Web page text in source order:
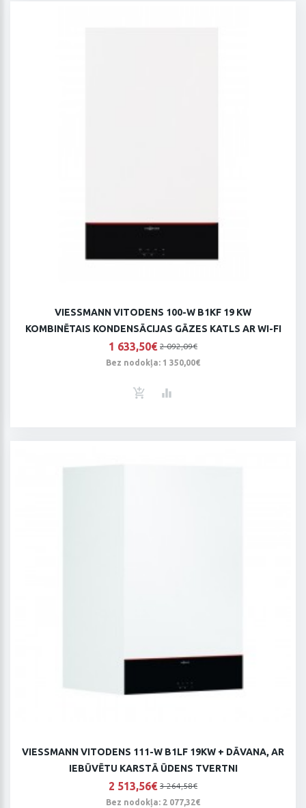
VIESSMANN VITODENS 100-W B1KF 19 KW
KOMBINĒTAIS KONDENSĀCIJAS GĀZES KATLS AR WI-FI
1 633,50€ 2 092,09€
Bez nodokļa: 1 350,00€
VIESSMANN VITODENS 111-W B1LF 19KW + DĀVANA, AR
IEBŪVĒTU KARSTĀ ŪDENS TVERTNI
2 513,56€ 3 264,58€
Bez nodokļa: 2 077,32€